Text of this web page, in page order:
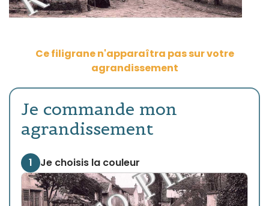
Ce filigrane n'apparaîtra pas sur votre
agrandissement
Je commande mon
agrandissement
1 Je choisis la couleur